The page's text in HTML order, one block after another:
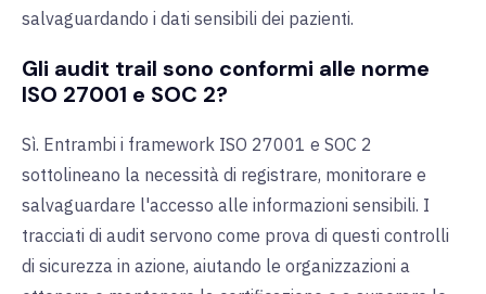
salvaguardando i dati sensibili dei pazienti.
Gli audit trail sono conformi alle norme
ISO 27001 e SOC 2?
Sì. Entrambi i framework ISO 27001 e SOC 2
sottolineano la necessità di registrare, monitorare e
salvaguardare l'accesso alle informazioni sensibili. I
tracciati di audit servono come prova di questi controlli
di sicurezza in azione, aiutando le organizzazioni a